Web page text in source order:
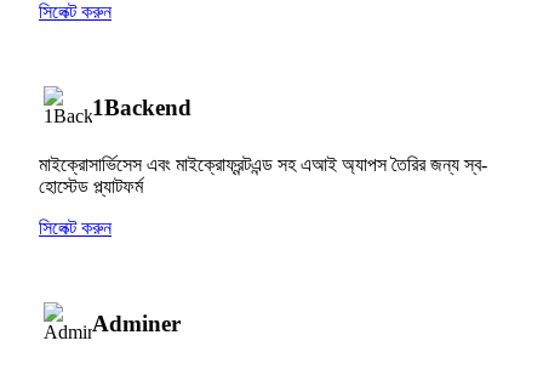
সিলেক্ট করুন
1Backend
মাইক্রোসার্ভিসেস এবং মাইক্রোফ্রন্টএন্ড সহ এআই অ্যাপস তৈরির জন্য স্ব-
হোস্টেড প্ল্যাটফর্ম
সিলেক্ট করুন
Adminer